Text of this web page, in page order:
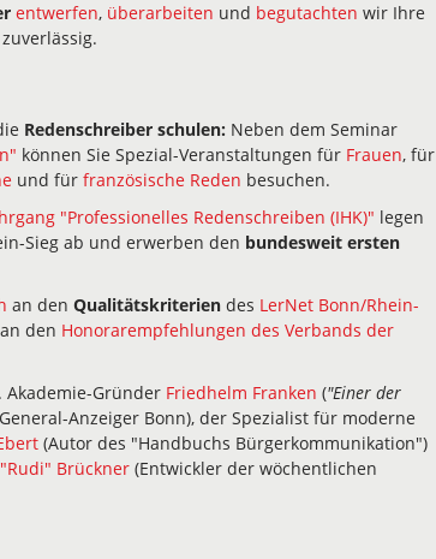
entwerfen, überarbeiten und begutachten wir Ihre
Redenschreiber schulen: Neben dem Seminar
können Sie Spezial-Veranstaltungen für Frauen, für
und für französische Reden besuchen.
"Professionelles Redenschreiben (IHK)" legen
Sieg ab und erwerben den bundesweit ersten
an den Qualitätskriterien des LerNet Bonn/Rhein-
an den Honorarempfehlungen des Verbands der
Akademie-Gründer Friedhelm Franken ("Einer der
Anzeiger Bonn), der Spezialist für moderne
(Autor des "Handbuchs Bürgerkommunikation")
Brückner (Entwickler der wöchentlichen